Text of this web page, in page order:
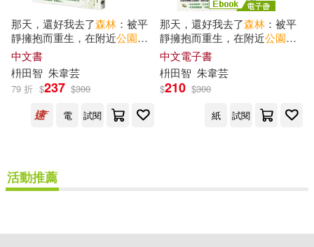
枡田智(2)
出版社 (可複選)
那天，還好我去了森林 ：被平
靜擁抱而重生，在附近公園就
能實行的
中文書
枡田智 朱韋芸
79 折 $237 $300
電
試閱
那天，還好我去了森林 ：被平
靜擁抱而重生，在附近公園就
能實行的森林
中文電子書
枡田智 朱韋芸
$210 $300
紙
試閱
活動推薦